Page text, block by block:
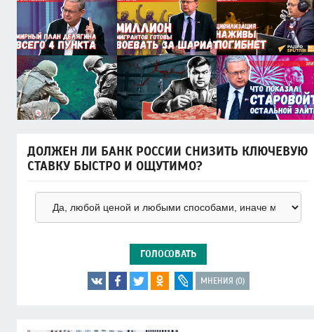
ДОЛЖЕН ЛИ БАНК РОССИИ СНИЗИТЬ КЛЮЧЕВУЮ
СТАВКУ БЫСТРО И ОЩУТИМО?
ГОЛОСОВАТЬ
МНЕНИЯ (0)